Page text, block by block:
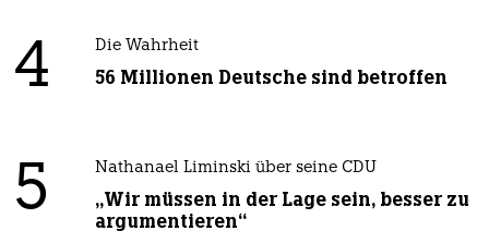
4 Die Wahrheit
56 Millionen Deutsche sind betroffen
5 Nathanael Liminski über seine CDU
„Wir müssen in der Lage sein, besser zu
argumentieren“